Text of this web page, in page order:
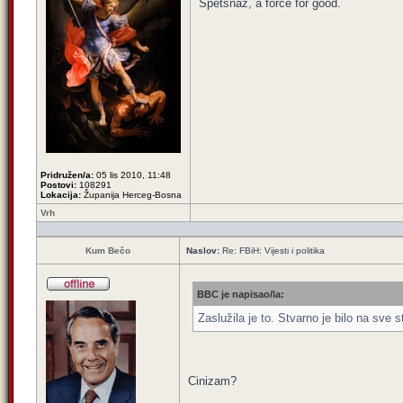
Pridružen/a: 05 lis 2010, 11:48
Postovi: 108291
Lokacija: Županija Herceg-Bosna
Spetsnaz, a force for good.
Vrh
Kum Bečo Naslov: Re: FBiH: Vijesti i politika
BBC je napisao/la:
Zaslužila je to. Stvarno je bilo na sve
Cinizam?